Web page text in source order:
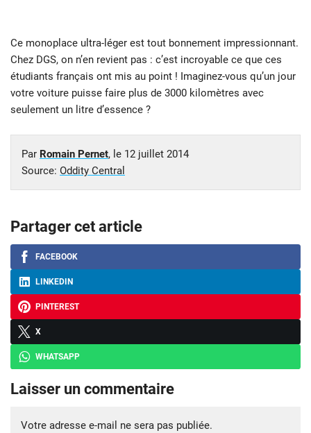
Ce monoplace ultra-léger est tout bonnement impressionnant.
Chez DGS, on n’en revient pas : c’est incroyable ce que ces
étudiants français ont mis au point ! Imaginez-vous qu’un jour
votre voiture puisse faire plus de 3000 kilomètres avec
seulement un litre d’essence ?
Par Romain Pernet, le 12 juillet 2014
Source: Oddity Central
Partager cet article
FACEBOOK
LINKEDIN
PINTEREST
X
WHATSAPP
Laisser un commentaire
Votre adresse e-mail ne sera pas publiée.